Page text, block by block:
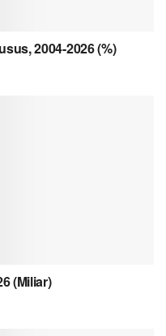
2004-2026 (%)
(Miliar)